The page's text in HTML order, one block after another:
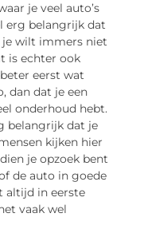
je veel auto’s
erg belangrijk dat
je wilt immers niet
is echter ook
eerst wat
dan dat je een
onderhoud hebt.
belangrijk dat je
kijken hier
je opzoek bent
de auto in goede
altijd in eerste
vaak wel